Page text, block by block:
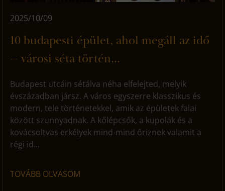
2025/10/09
10 budapesti épület, ahol megáll az idő
– városi séta történ...
Budapest utcáin sétálva néha elfelejted, melyik
évszázadban jársz. A város egyszerre klasszikus és
modern, tele történetekkel, amik az épületek falai
között szunnyadnak. A kőlépcsők, a kupolák és a
kovácsoltvas erkélyek mind-mind őriznek valamit a
régi id...
TOVÁBB OLVASOM